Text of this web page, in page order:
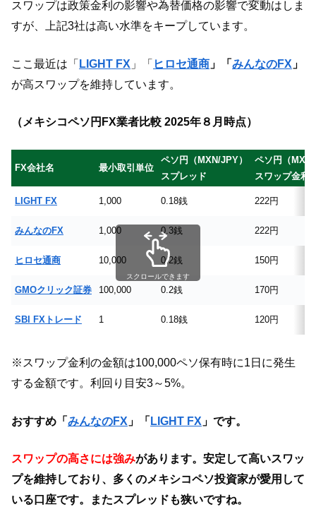
スワップは政策金利の影響や為替価格の影響で変動はしま
すが、上記3社は高い水準をキープしています。
ここ最近は「LIGHT FX 」「 ヒロセ通商 」「みんなのFX 」
が高スワップを維持しています。
（メキシコペソ円FX業者比較 2025年８月時点）
FX会社名 最小取引単位
ペソ円（MXN/JPY）
スプレッド
ペソ円（
スワップ金利
LIGHT FX 1,000 0.18銭 222円
みんなのFX 1,000 0.3銭 222円
ヒロセ通商 10,000 0.2銭 150円
GMOクリック証券 100,000 0.2銭 170円
SBI FXトレード 1 0.18銭 120円
スクロールできます
※スワップ金利の金額は100,000ペソ保有時に1日に発生
する金額です。利回り目安3～5%。
おすすめ「みんなのFX 」 「LIGHT FX 」です。
スワップの高さには強みがあります。安定して高いスワッ
プを維持しており、多くのメキシコペソ投資家が愛用して
いる口座です。またスプレッドも狭いですね。